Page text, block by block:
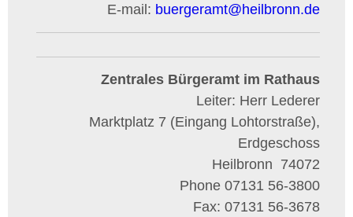
E-mail: buergeramt@heilbronn.de
Zentrales Bürgeramt im Rathaus
Leiter: Herr Lederer
Marktplatz 7 (Eingang Lohtorstraße),
Erdgeschoss
74072
Heilbronn
Phone 07131 56-3800
Fax: 07131 56-3678